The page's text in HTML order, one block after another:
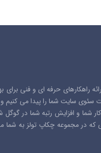
راهکارهای حرفه ای و فنی
سایت شما را پیدا می کنیم و
شما و افزایش رتبه شما در
که در مجموعه چکاپ تولز به